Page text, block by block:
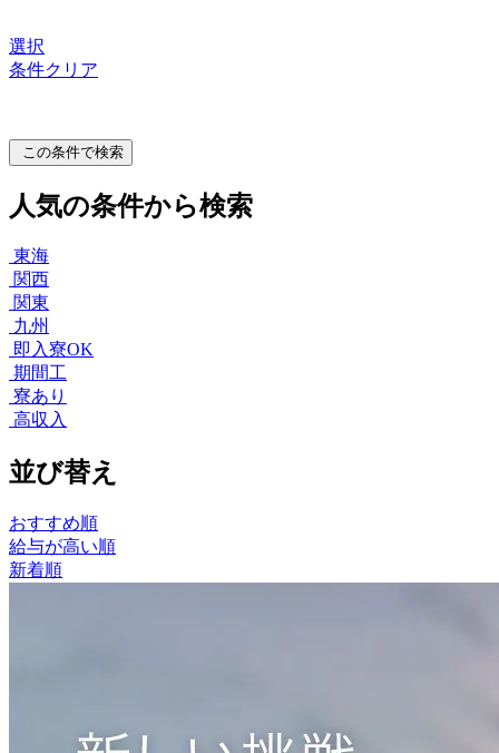
選択
条件クリア
この条件で検索
人気の条件から検索
東海
関西
関東
九州
即入寮OK
期間工
寮あり
高収入
並び替え
おすすめ順
給与が高い順
新着順